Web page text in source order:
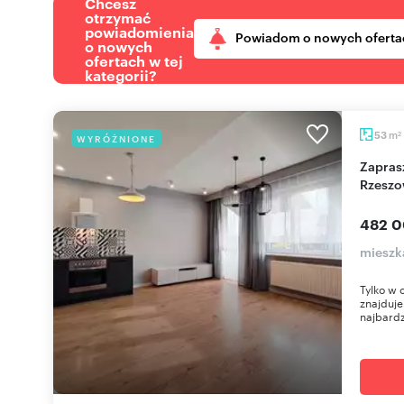
otrzymać
powiadomienia
o nowych
ofertach w tej
kategorii?
Powiadom o nowych
WYRÓŻNIONE 53 m2
Zapraszam do 53 m² mieszkania 3 pokoje w
482
Tylko w